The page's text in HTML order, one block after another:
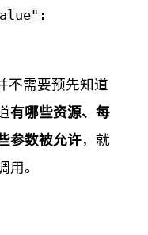
不需要预先知道
有哪些资源、每
参数被允许，就
用。